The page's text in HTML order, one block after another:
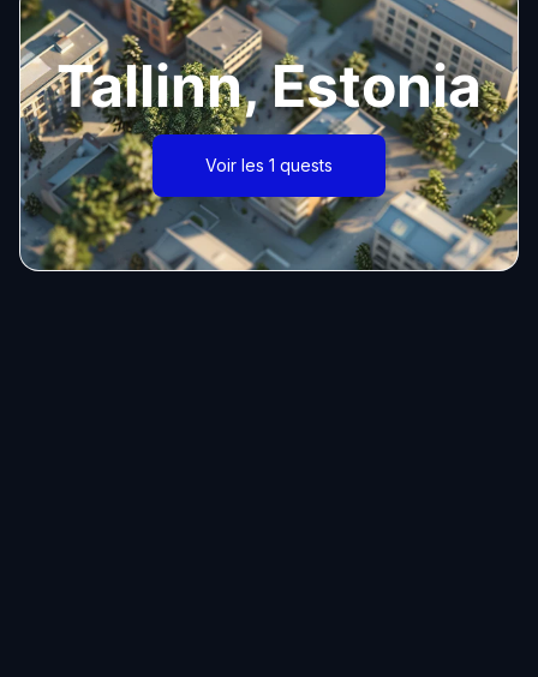
Tallinn, Estonia
Voir les 1 quests